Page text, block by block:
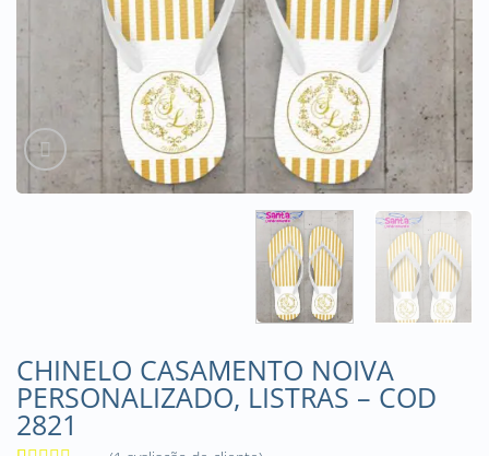
CHINELO CASAMENTO NOIVA
PERSONALIZADO, LISTRAS – COD
2821